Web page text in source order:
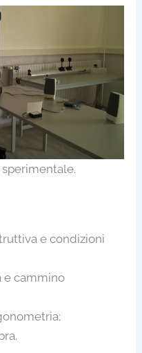
sperimentale.
e condizioni
e cammino